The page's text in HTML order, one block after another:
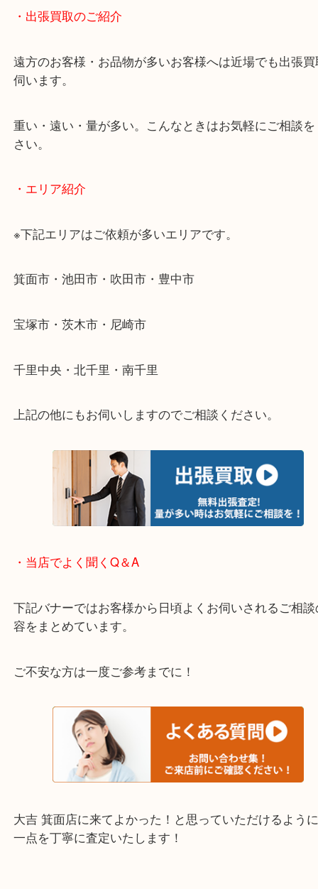
物を整理するケースは年々増加傾向です。
当店ではそういったお困りの方からのご依頼も大歓
使わないものを売りたいけど値段がつくかわから
ださい。
・出張買取のご紹介
遠方のお客様・お品物が多いお客様へは近場でも出
さい。
・エリア紹介
※下記エリアはご依頼が多いエリアです。
箕面市・池田市・吹田市・豊中市
宝塚市・茨木市・尼崎市
千里中央・北千里・南千里
上記の他にもお伺いしますのでご相談ください。
・当店でよく聞くQ＆A